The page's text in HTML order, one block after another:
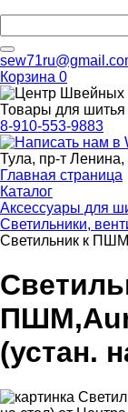
Корзина 0
Товары для шитья
8-910-553-9883
Тула, пр-т Ленина,
Главная страница
Каталог
Аксессуары для
Светильники,
Светильник к
(устан.